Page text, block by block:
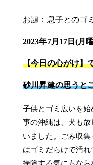
お題：息子とのゴ
2023年7月17日(月
【今日の心がけ】
砂川昇建の思うと
子供とゴミ広いを
事の沖縄は、犬も
いました。ごみ収
はゴミだらけで汚